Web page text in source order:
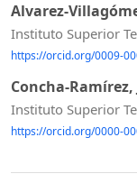
Alvarez-
Instituto Superior
https://orcid.org/0009-
Concha-
Instituto Superior
https://orcid.org/0000-